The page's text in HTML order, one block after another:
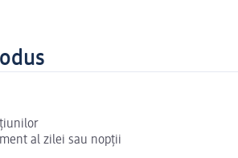
al zilei sau nopții